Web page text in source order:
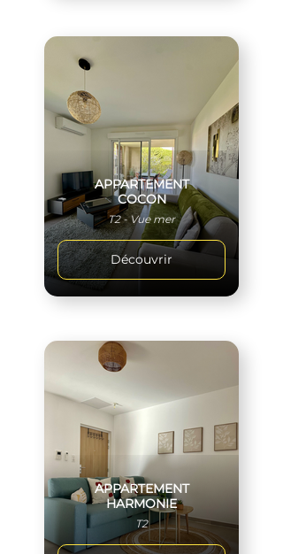
APPARTEMENT
COCON
T2 - Vue mer
Découvrir
APPARTEMENT
HARMONIE
T2